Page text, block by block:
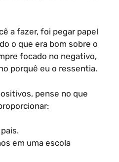
a fazer, foi pegar papel
o que era bom sobre o
focado no negativo,
porquê eu o ressentia.
pense no que
em uma escola